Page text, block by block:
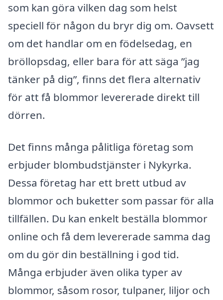
som kan göra vilken dag som helst
speciell för någon du bryr dig om. Oavsett
om det handlar om en födelsedag, en
bröllopsdag, eller bara för att säga ”jag
tänker på dig”, finns det flera alternativ
för att få blommor levererade direkt till
dörren.
Det finns många pålitliga företag som
erbjuder blombudstjänster i Nykyrka.
Dessa företag har ett brett utbud av
blommor och buketter som passar för alla
tillfällen. Du kan enkelt beställa blommor
online och få dem levererade samma dag
om du gör din beställning i god tid.
Många erbjuder även olika typer av
blommor, såsom rosor, tulpaner, liljor och